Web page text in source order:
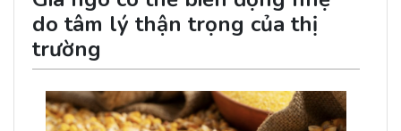
do tâm lý thận trọng của thị
trường